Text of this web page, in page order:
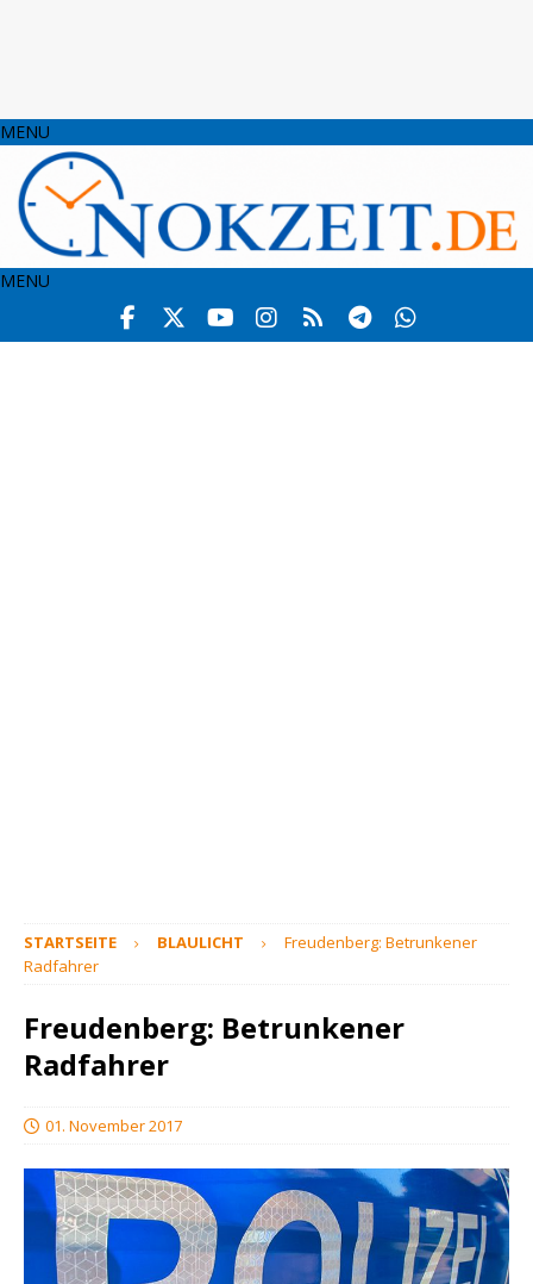
MENU
MENU
STARTSEITE BLAULICHT
Freudenberg: Betrunkener
Radfahrer
Freudenberg: Betrunkener
Radfahrer
01. November 2017